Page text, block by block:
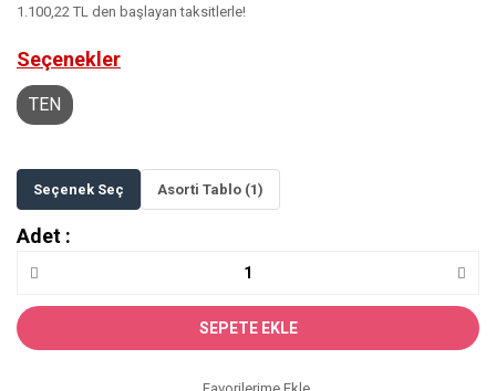
1.100,22 TL den başlayan taksitlerle!
Seçenekler
TEN
Seçenek Seç Asorti Tablo (1)
Adet :
SEPETE EKLE